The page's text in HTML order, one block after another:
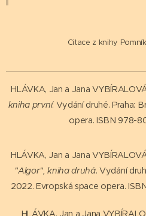
Citace z knihy
HLÁVKA, Jan a Jana
kniha první. Vydání druhé. Praha:
opera. ISBN 978-
HLÁVKA, Jan a Jana
"Algor", kniha druhá. Vydání
2022. Evropská space opera.
HLÁVKA, Jan a Jana